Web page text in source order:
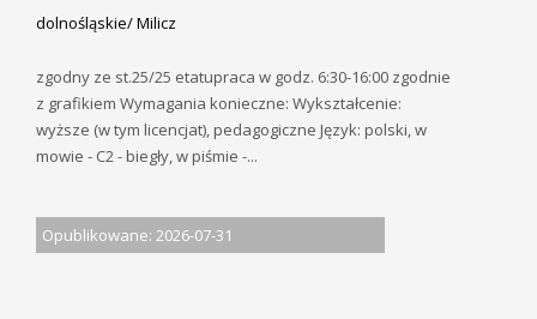
dolnośląskie/ Milicz
zgodny ze st.25/25 etatupraca w godz. 6:30-16:00 zgodnie
z grafikiem Wymagania konieczne: Wykształcenie:
wyższe (w tym licencjat), pedagogiczne Język: polski, w
mowie - C2 - biegły, w piśmie -...
Opublikowane: 2026-07-31